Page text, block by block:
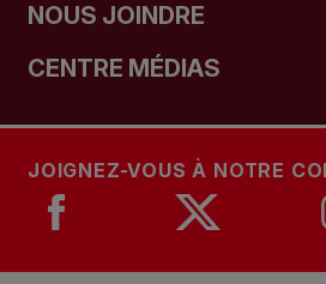
NOUS JOINDRE
CENTRE MÉDIAS
JOIGNEZ-VOUS À NOTRE